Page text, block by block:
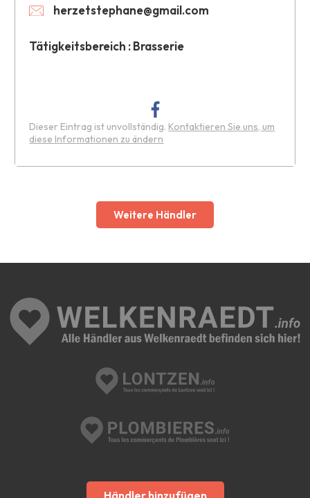
herzetstephane@gmail.com
Tätigkeitsbereich : Brasserie
Dieser Eintrag ist unvollständig. Kontaktieren Sie uns, um
diese Informationen zu ändern
Weitere Händler
Händler hinzufügen